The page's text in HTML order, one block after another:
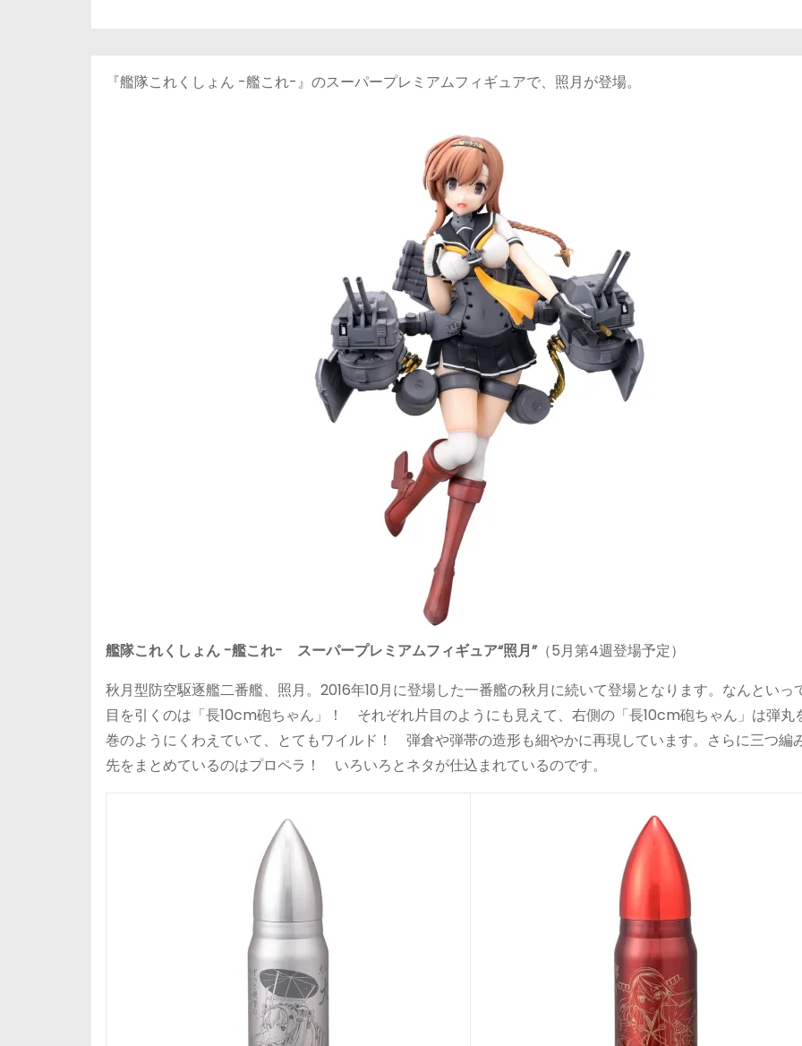
『艦隊これくしょん -艦これ-』のスーパープレミアムフィギュアで、照月が登場。
艦隊これくしょん -艦これ- スーパープレミアムフィギュア“照月”（5月第4週登場予定）
秋月型防空駆逐艦二番艦、照月。2016年10月に登場した一番艦の秋月に続いて登場となります。なんといっ
目を引くのは「長10cm砲ちゃん」！ それぞれ片目のようにも見えて、右側の「長10cm砲ちゃん」は弾丸
巻のようにくわえていて、とてもワイルド！ 弾倉や弾帯の造形も細やかに再現しています。さらに三つ編
先をまとめているのはプロペラ！ いろいろとネタが仕込まれているのです。